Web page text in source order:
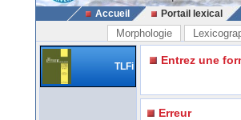
Accueil Portail lexical
Morphologie
TLFi Entrez une
Erreur